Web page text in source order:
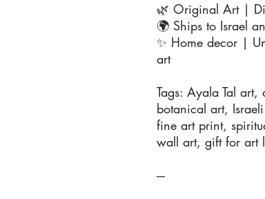
🌿 Original Art |
🌍 Ships to Israel
✨ Home decor |
art
Tags: Ayala Tal
botanical art,
fine art print,
wall art, gift for art
---